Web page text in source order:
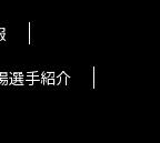
選手紹介